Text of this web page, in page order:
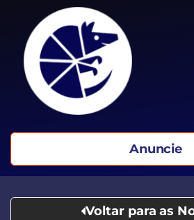
Anuncie
Voltar para as